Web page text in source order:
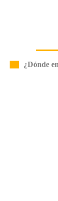
¿Dónde